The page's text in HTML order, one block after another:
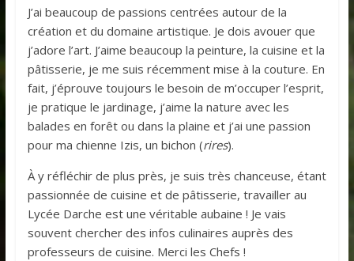
J’ai beaucoup de passions centrées autour de la
création et du domaine artistique. Je dois avouer que
j’adore l’art. J’aime beaucoup la peinture, la cuisine et la
pâtisserie, je me suis récemment mise à la couture. En
fait, j’éprouve toujours le besoin de m’occuper l’esprit,
je pratique le jardinage, j’aime la nature avec les
balades en forêt ou dans la plaine et j’ai une passion
pour ma chienne Izis, un bichon (rires).
À y réfléchir de plus près, je suis très chanceuse, étant
passionnée de cuisine et de pâtisserie, travailler au
Lycée Darche est une véritable aubaine ! Je vais
souvent chercher des infos culinaires auprès des
professeurs de cuisine. Merci les Chefs !